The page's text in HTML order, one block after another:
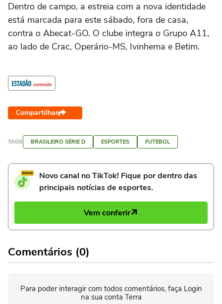
Dentro de campo, a estreia com a nova identidade
está marcada para este sábado, fora de casa,
contra o Abecat-GO. O clube integra o Grupo A11,
ao lado de Crac, Operário-MS, Ivinhema e Betim.
Compartilhar
TAGS BRASILEIRO SÉRIE D ESPORTES FUTEBOL
Novo canal no TikTok! Fique por dentro das
principais notícias de esportes.
Vem conferir
Comentários (0)
Para poder interagir com todos comentários, faça Login
na sua conta Terra